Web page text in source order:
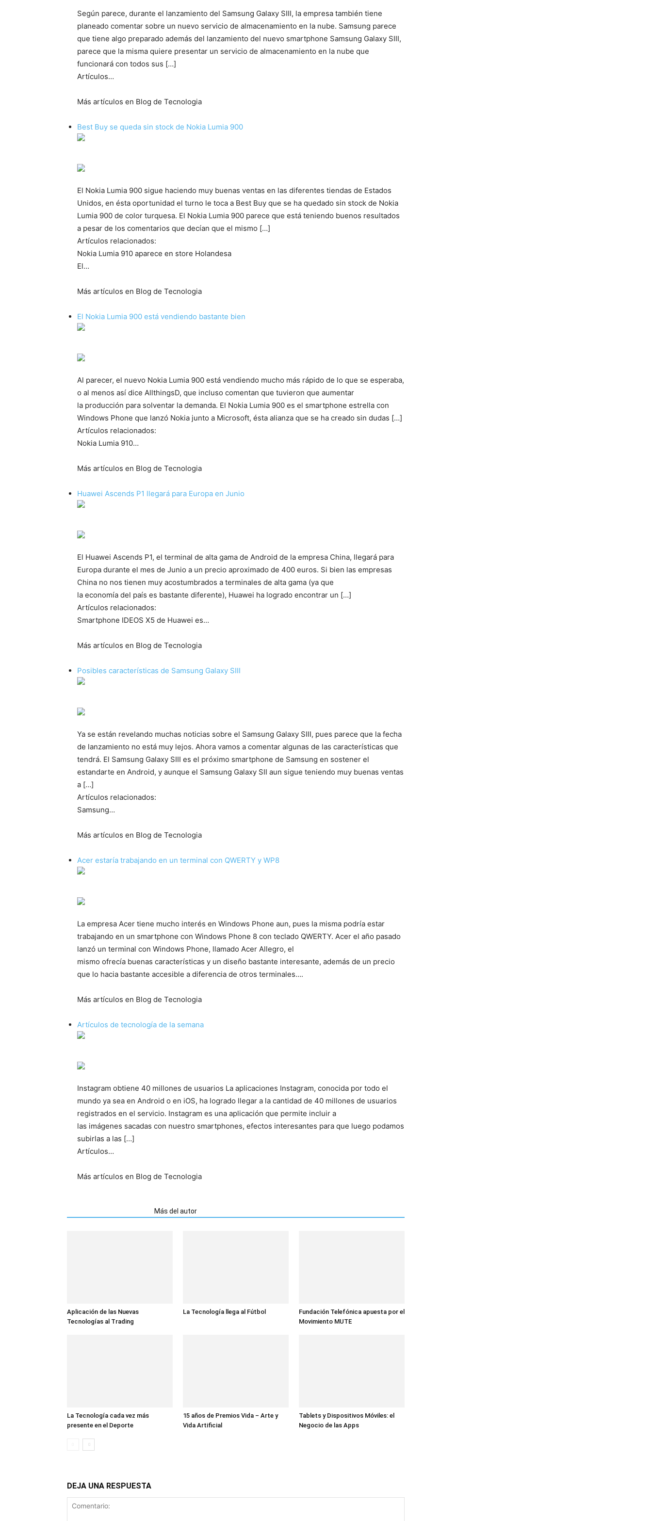
Mundo
Según parece, durante el lanzamiento del Samsung Galaxy SIII, la empresa también tiene
planeado comentar sobre un nuevo servicio de almacenamiento en la nube. Samsung parece
que tiene algo preparado además del lanzamiento del nuevo smartphone Samsung Galaxy SIII,
parece que la misma quiere presentar un servicio de almacenamiento en la nube que
funcionará con todos sus […]
Artículos…
Más artículos en Blog de Tecnologia
Best Buy se queda sin stock de Nokia Lumia 900
El Nokia Lumia 900 sigue haciendo muy buenas ventas en las diferentes tiendas de Estados
Unidos, en ésta oportunidad el turno le toca a Best Buy que se ha quedado sin stock de Nokia
Lumia 900 de color turquesa. El Nokia Lumia 900 parece que está teniendo buenos resultados
a pesar de los comentarios que decían que el mismo […]
Artículos relacionados:
Nokia Lumia 910 aparece en store Holandesa
El…
Más artículos en Blog de Tecnologia
El Nokia Lumia 900 está vendiendo bastante bien
Al parecer, el nuevo Nokia Lumia 900 está vendiendo mucho más rápido de lo que se esperaba,
o al menos así dice AllthingsD, que incluso comentan que tuvieron que aumentar
la producción para solventar la demanda. El Nokia Lumia 900 es el smartphone estrella con
Windows Phone que lanzó Nokia junto a Microsoft, ésta alianza que se ha creado sin dudas […]
Artículos relacionados:
Nokia Lumia 910…
Más artículos en Blog de Tecnologia
Huawei Ascends P1 llegará para Europa en Junio
El Huawei Ascends P1, el terminal de alta gama de Android de la empresa China, llegará para
Europa durante el mes de Junio a un precio aproximado de 400 euros. Si bien las empresas
China no nos tienen muy acostumbrados a terminales de alta gama (ya que
la economía del país es bastante diferente), Huawei ha logrado encontrar un […]
Artículos relacionados:
Smartphone IDEOS X5 de Huawei es…
Más artículos en Blog de Tecnologia
Posibles características de Samsung Galaxy SIII
Ya se están revelando muchas noticias sobre el Samsung Galaxy SIII, pues parece que la fecha
de lanzamiento no está muy lejos. Ahora vamos a comentar algunas de las características que
tendrá. El Samsung Galaxy SIII es el próximo smartphone de Samsung en sostener el
estandarte en Android, y aunque el Samsung Galaxy SII aun sigue teniendo muy buenas ventas
a […]
Artículos relacionados:
Samsung…
Más artículos en Blog de Tecnologia
Acer estaría trabajando en un terminal con QWERTY y WP8
La empresa Acer tiene mucho interés en Windows Phone aun, pues la misma podría estar
trabajando en un smartphone con Windows Phone 8 con teclado QWERTY. Acer el año pasado
lanzó un terminal con Windows Phone, llamado Acer Allegro, el
mismo ofrecía buenas características y un diseño bastante interesante, además de un precio
que lo hacia bastante accesible a diferencia de otros terminales….
Más artículos en Blog de Tecnologia
Artículos de tecnología de la semana
Instagram obtiene 40 millones de usuarios La aplicaciones Instagram, conocida por todo el
mundo ya sea en Android o en iOS, ha logrado llegar a la cantidad de 40 millones de usuarios
registrados en el servicio. Instagram es una aplicación que permite incluir a
las imágenes sacadas con nuestro smartphones, efectos interesantes para que luego podamos
subirlas a las […]
Artículos…
Más artículos en Blog de Tecnologia
Más del autor
Aplicación de las Nuevas
Tecnologías al Trading
La Tecnología llega al Fútbol
Fundación Telefónica apuesta por el
Movimiento MUTE
La Tecnología cada vez más
presente en el Deporte
15 años de Premios Vida – Arte y
Vida Artificial
Tablets y Dispositivos Móviles: el
Negocio de las Apps
DEJA UNA RESPUESTA